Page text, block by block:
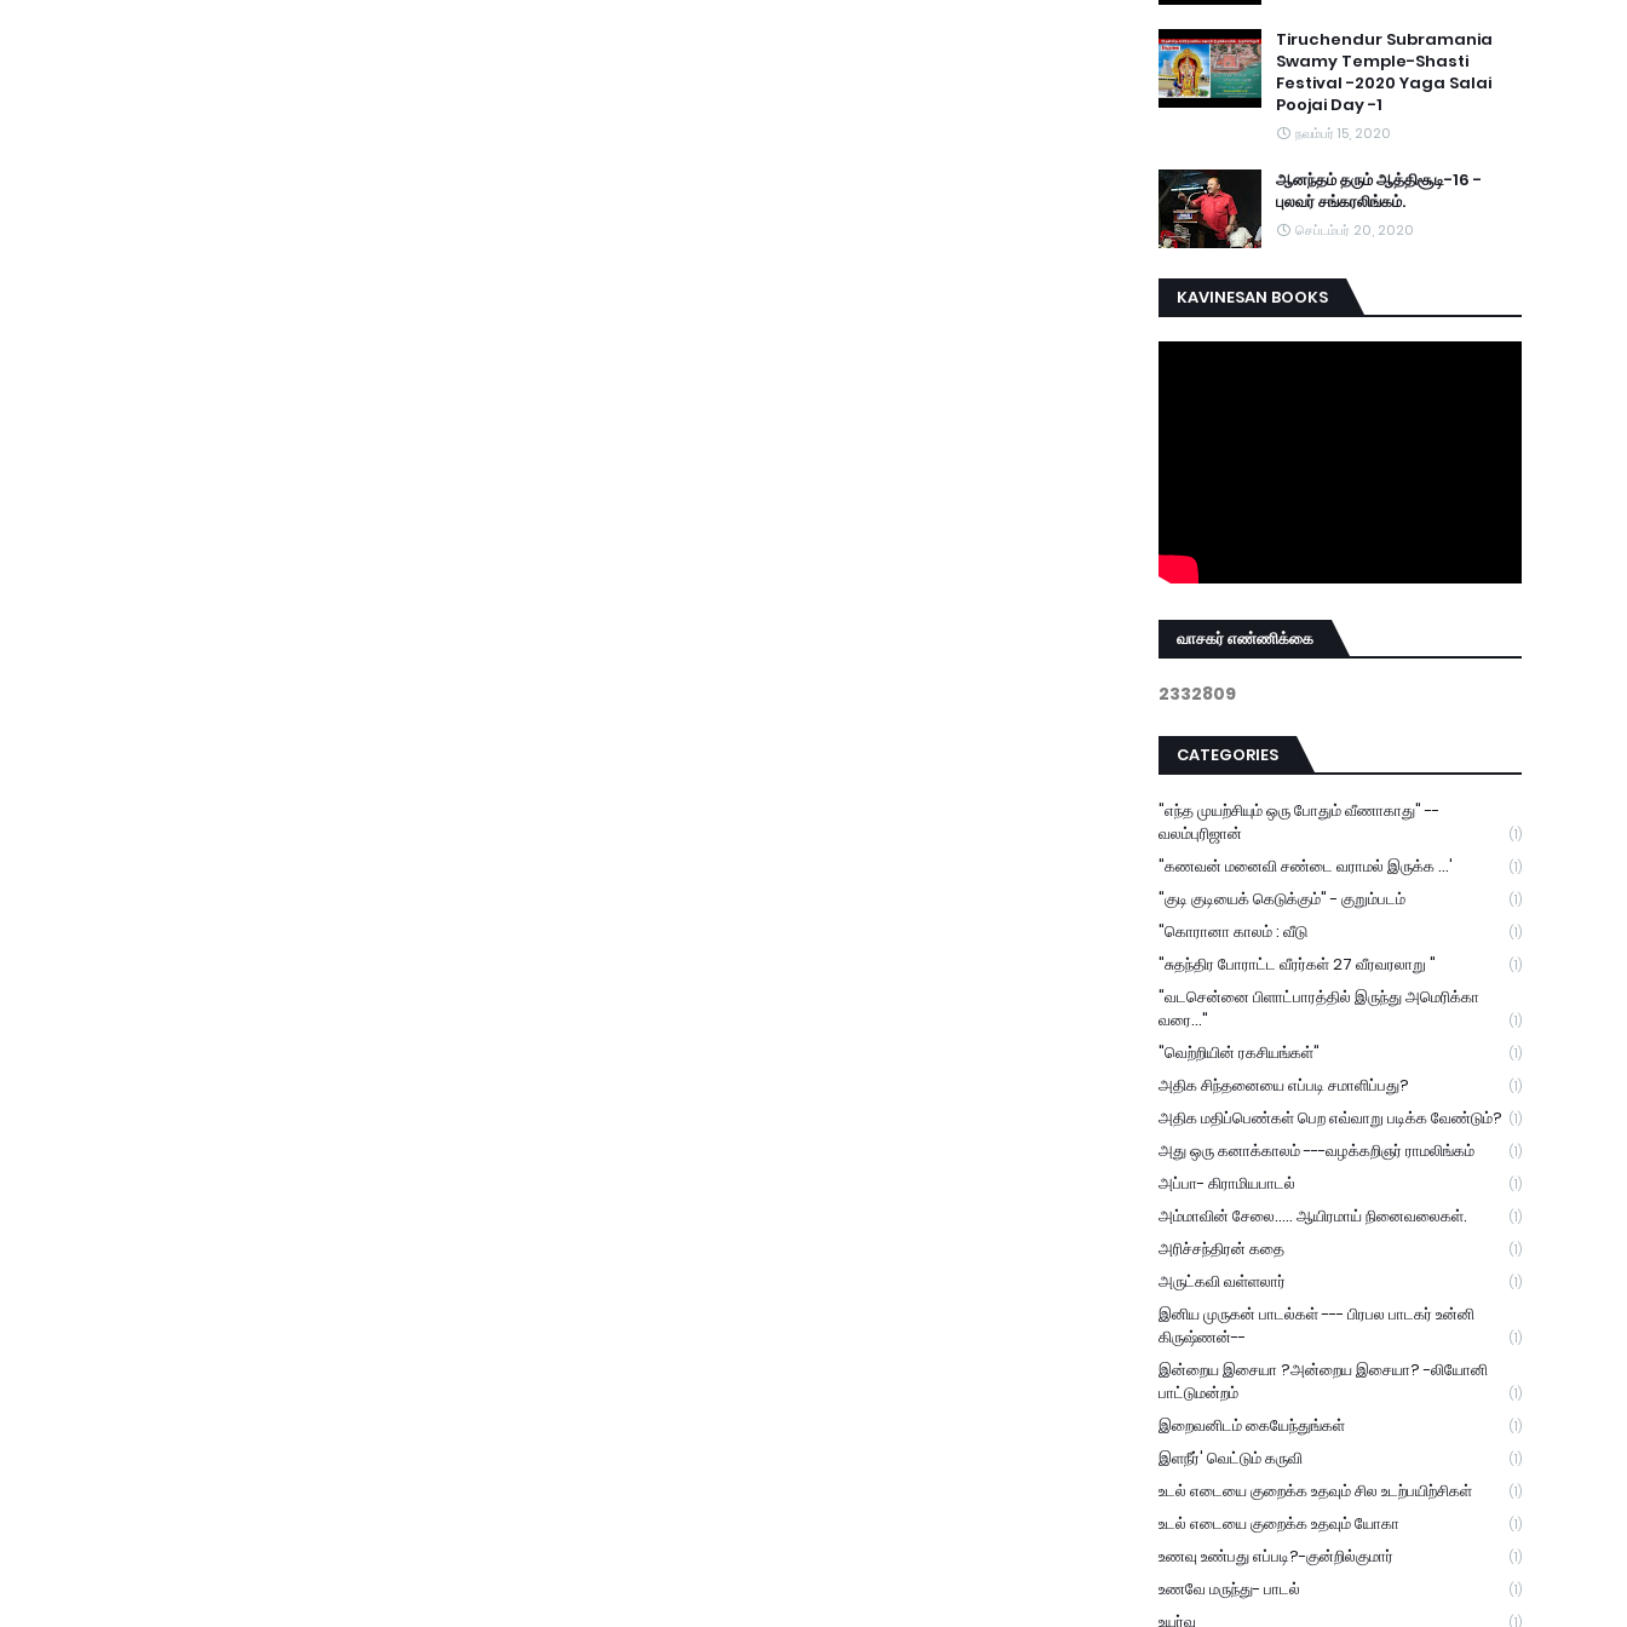
Tiruchendur Subramania
Swamy Temple-Shasti
Festival -2020 Yaga Salai
Poojai Day -1
நவம்பர் 15, 2020
ஆனந்தம் தரும் ஆத்திசூடி-16 -
புலவர் சங்கரலிங்கம்.
செப்டம்பர் 20, 2020
KAVINESAN BOOKS
வாசகர் எண்ணிக்கை
2332809
CATEGORIES
"எந்த முயற்சியும் ஒரு போதும் வீணாகாது" --
வலம்புரிஜான்
(1)
"கணவன் மனைவி சண்டை வராமல் இருக்க ...' (1)
"குடி குடியைக் கெடுக்கும்" - குறும்படம் (1)
"கொரானா காலம் : வீடு (1)
"சுதந்திர போராட்ட வீரர்கள் 27 வீரவரலாறு " (1)
"வடசென்னை பிளாட்பாரத்தில் இருந்து அமெரிக்கா
வரை..."
(1)
"வெற்றியின் ரகசியங்கள்" (1)
அதிக சிந்தனையை எப்படி சமாளிப்பது? (1)
அதிக மதிப்பெண்கள் பெற எவ்வாறு படிக்க வேண்டும்? (1)
அது ஒரு கனாக்காலம் ---வழக்கறிஞர் ராமலிங்கம் (1)
அப்பா- கிராமியபாடல் (1)
அம்மாவின் சேலை..... ஆயிரமாய் நினைவலைகள். (1)
அரிச்சந்திரன் கதை (1)
அருட்கவி வள்ளலார் (1)
இனிய முருகன் பாடல்கள் --- பிரபல பாடகர் உன்னி
கிருஷ்ணன்--
(1)
இன்றைய இசையா ?அன்றைய இசையா? -லியோனி
பாட்டுமன்றம்
(1)
இறைவனிடம் கையேந்துங்கள் (1)
இளநீர்' வெட்டும் கருவி (1)
உடல் எடையை குறைக்க உதவும் சில உடற்பயிற்சிகள் (1)
உடல் எடையை குறைக்க உதவும் யோகா (1)
உணவு உண்பது எப்படி?-குன்றில்குமார் (1)
உணவே மருந்து- பாடல் (1)
உயர்வு (1)